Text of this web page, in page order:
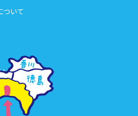
ついて